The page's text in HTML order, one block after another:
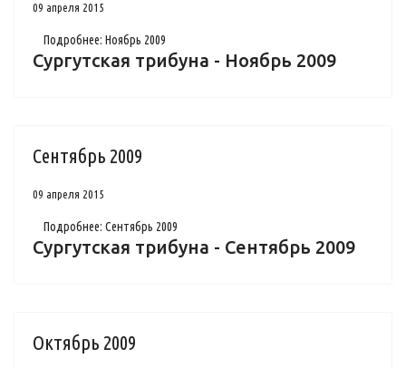
09 апреля 2015
Подробнее: Ноябрь 2009
Сургутская трибуна - Ноябрь 2009
Сентябрь 2009
09 апреля 2015
Подробнее: Сентябрь 2009
Сургутская трибуна - Сентябрь 2009
Октябрь 2009